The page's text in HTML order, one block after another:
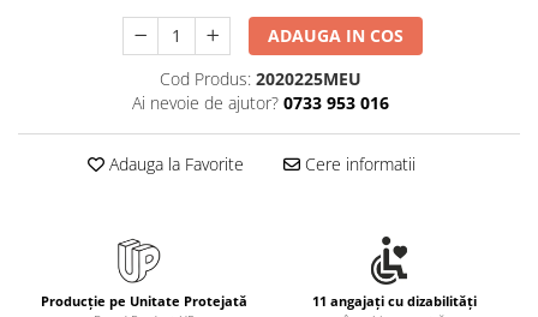
Ascutitori, radiere, agrafe
Foarfece pentru birou
Curatenie si igiena
Articole pentru baie
Hartie igienica, prosoape hartie si
dispensere
ADAUGA IN COS
Cod Produs: 2020225MEU
Ai nevoie de ajutor? 0733 953 016
Adauga la Favorite Cere informatii
Producție pe Unitate Protejată 11 angajați cu dizabilități